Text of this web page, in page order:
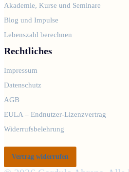
Akademie, Kurse und Seminare
Blog und Impulse
Lebenszahl berechnen
Rechtliches
Impressum
Datenschutz
AGB
EULA – Endnutzer-Lizenzvertrag
Widerrufsbelehrung
Vertrag widerrufen